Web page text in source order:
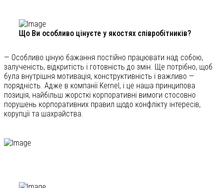
Що Ви особливо цінуєте у якостях співробітників?
— Особливо ціную бажання постійно працювати над собою,
залученість, відкритість і готовність до змін. Ще потрібно, щоб
була внутрішня мотивація, конструктивність і важливо —
порядність. Адже в компанії Kernel, і це наша принципова
позиція, найбільш жорсткі корпоративні вимоги стосовно
порушень корпоративних правил щодо конфлікту інтересів,
корупції та шахрайства.